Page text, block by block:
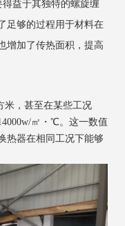
益于其独特的螺旋缠
足够的过程用于材料在
增加了传热面积，提高
，甚至在某些工况
㎡・℃。这一数值
热器在相同工况下能够